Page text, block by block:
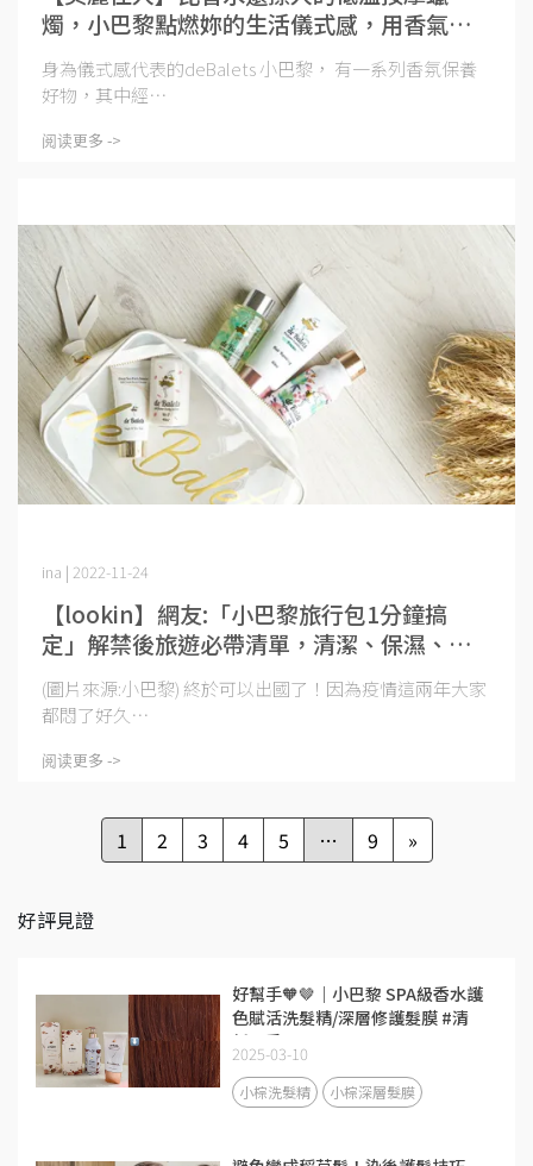
燭，小巴黎點燃妳的生活儀式感，用香氣打
造內在平衡
身為儀式感代表的deBalets 小巴黎， 有一系列香氛保養
好物，其中經⋯
阅读更多 ->
【lookin】網友:「小巴黎旅行包1分鐘搞
定」解禁後旅遊必帶清單，清潔、保濕、香
氛一包帶著走！
ina | 2022-11-24
(圖片來源:小巴黎) 終於可以出國了！因為疫情這兩年大家
都悶了好久⋯
阅读更多 ->
1 2 3 4 5 … 9 »
好評見證
好幫手🧡🤎｜小巴黎 SPA級香水護
色賦活洗髮精/深層修護髮膜 #清
新晨香
2025-03-10
小棕洗髮精 小棕深層髮膜